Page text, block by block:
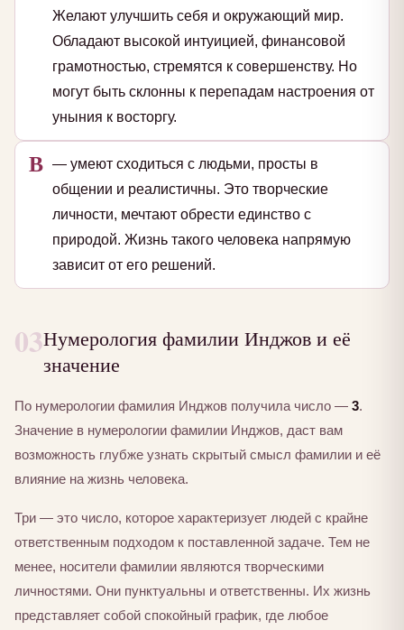
Желают улучшить себя и окружающий мир.
Обладают высокой интуицией, финансовой
грамотностью, стремятся к совершенству. Но
могут быть склонны к перепадам настроения от
уныния к восторгу.
В — умеют сходиться с людьми, просты в
общении и реалистичны. Это творческие
личности, мечтают обрести единство с
природой. Жизнь такого человека напрямую
зависит от его решений.
03Нумерология фамилии Инджов и её
значение
По нумерологии фамилия Инджов получила число — 3.
Значение в нумерологии фамилии Инджов, даст вам
возможность глубже узнать скрытый смысл фамилии и её
влияние на жизнь человека.
Три — это число, которое характеризует людей с крайне
ответственным подходом к поставленной задаче. Тем не
менее, носители фамилии являются творческими
личностями. Они пунктуальны и ответственны. Их жизнь
представляет собой спокойный график, где любое